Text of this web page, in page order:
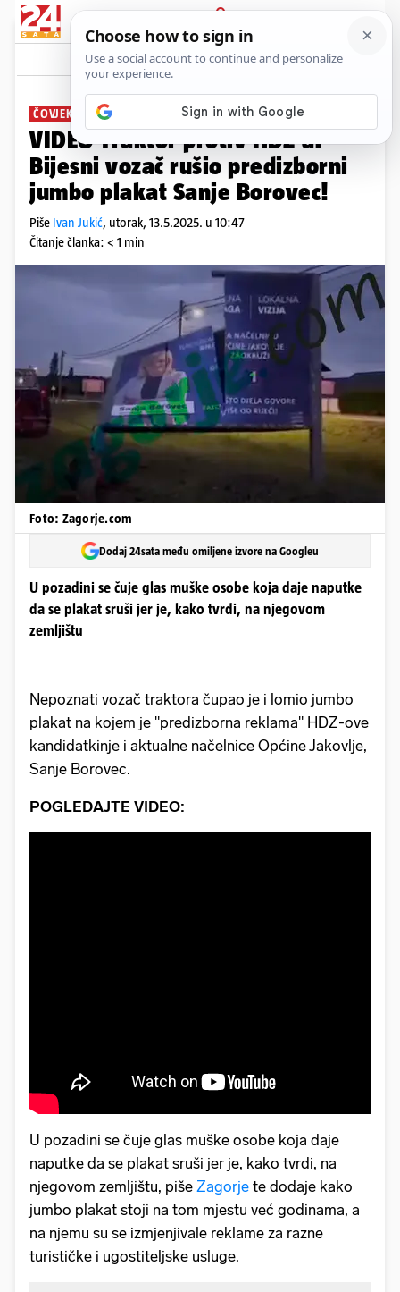
PRIJAVA
News Komentari
ČOVJEK DAO NAPUTAK
VIDEO Traktor protiv HDZ-a:
Bijesni vozač rušio predizborni
jumbo plakat Sanje Borovec!
Piše Ivan Jukić, utorak, 13.5.2025. u 10:47
Čitanje članka: < 1 min
Foto: Zagorje.com
Dodaj 24sata među omiljene izvore na Googleu
U pozadini se čuje glas muške osobe koja daje naputke
da se plakat sruši jer je, kako tvrdi, na njegovom
zemljištu
Nepoznati vozač traktora čupao je i lomio jumbo
plakat na kojem je "predizborna reklama" HDZ-ove
kandidatkinje i aktualne načelnice Općine Jakovlje,
Sanje Borovec.
POGLEDAJTE VIDEO:
U pozadini se čuje glas muške osobe koja daje
naputke da se plakat sruši jer je, kako tvrdi, na
njegovom zemljištu, piše Zagorje te dodaje kako
jumbo plakat stoji na tom mjestu već godinama, a
na njemu su se izmjenjivale reklame za razne
turističke i ugostiteljske usluge.